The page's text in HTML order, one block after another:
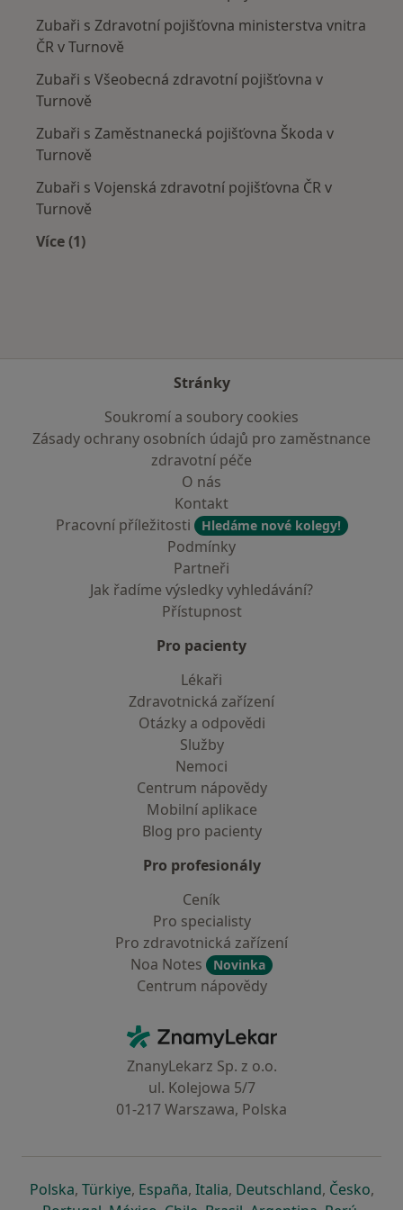
Zubaři s Zdravotní pojišťovna ministerstva vnitra
ČR v Turnově
Zubaři s Všeobecná zdravotní pojišťovna v
Turnově
Zubaři s Zaměstnanecká pojišťovna Škoda v
Turnově
Zubaři s Vojenská zdravotní pojišťovna ČR v
Turnově
Více (1)
Stránky
Soukromí a soubory cookies
Zásady ochrany osobních údajů pro zaměstnance
zdravotní péče
O nás
Kontakt
Pracovní příležitosti
Hledáme nové kolegy!
Podmínky
Partneři
Jak řadíme výsledky vyhledávání?
Přístupnost
Pro pacienty
Lékaři
Zdravotnická zařízení
Otázky a odpovědi
Služby
Nemoci
Centrum nápovědy
Mobilní aplikace
Blog pro pacienty
Pro profesionály
Ceník
Pro specialisty
Pro zdravotnická zařízení
Noa Notes
Novinka
Centrum nápovědy
ZnamyLekar - Hlavní stránka
ZnanyLekarz Sp. z o.o.
ul. Kolejowa 5/7
01-217 Warszawa, Polska
Polskase otevře v nové záložce
, Türkiyese otevře v nové záložce
, Españase otevře v nové záložce
, Italiase otevře v nové záložce
, Deutschlandse otevře v
, Českose
,